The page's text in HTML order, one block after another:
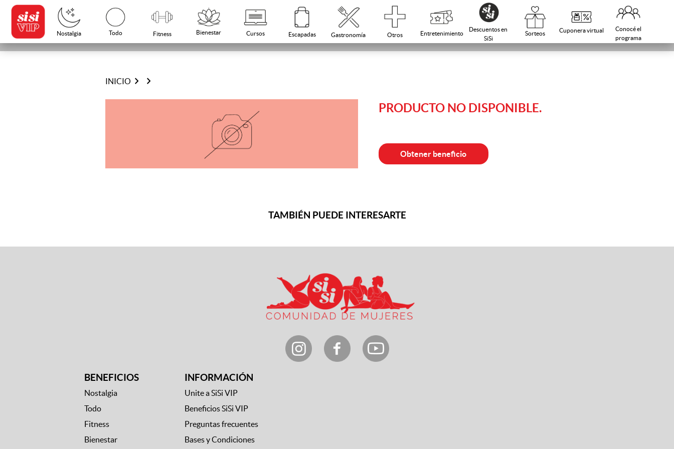
Nostalgia Todo Fitness Bienestar Cursos Escapadas Gastronomía Otros Entretenimiento
Descuentos en
SiSi
Sorteos Cuponera virtual
Conocé el
programa
INICIO chevron_right chevron_right
PRODUCTO NO DISPONIBLE.
Obtener beneficio
TAMBIÉN PUEDE INTERESARTE
BENEFICIOS
Nostalgia
Todo
Fitness
Bienestar
INFORMACIÓN
Unite a SiSi VIP
Beneficios SiSi VIP
Preguntas frecuentes
Bases y Condiciones